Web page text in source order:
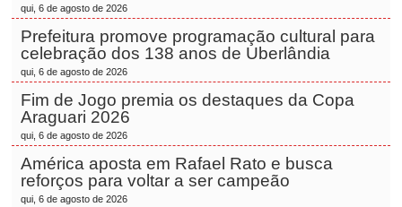
qui, 6 de agosto de 2026
Prefeitura promove programação cultural para
celebração dos 138 anos de Uberlândia
qui, 6 de agosto de 2026
Fim de Jogo premia os destaques da Copa
Araguari 2026
qui, 6 de agosto de 2026
América aposta em Rafael Rato e busca
reforços para voltar a ser campeão
qui, 6 de agosto de 2026